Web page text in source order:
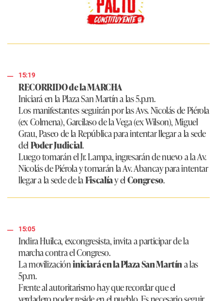
15:19
RECORRIDO de la MARCHA
Iniciará en la Plaza San Martín a las 5.p.m.
Los manifestantes seguirán por las Avs. Nicolás de Piérola
(ex Colmena), Garcilaso de la Vega (ex Wilson), Miguel
Grau, Paseo de la República para intentar llegar a la sede
delPoder Judicial.
Luego tomarán el Jr. Lampa, ingresarán de nuevo a la Av.
Nicolás de Piérola y tomarán la Av. Abancay para intentar
llegar a la sede de laFiscalíay elCongreso.
15:05
Indira Huilca, excongresista, invita a participar de la
marcha contra el Congreso.
La movilizacióniniciará en la Plaza San Martína las
5p.m.
Frente al autoritarismo hay que recordar que el